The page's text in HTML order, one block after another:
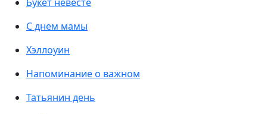
С днем мамы
Хэллоуин
Напоминание о важном
Татьянин день